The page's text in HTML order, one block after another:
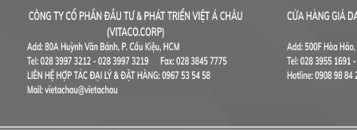
Thiết Kế Website